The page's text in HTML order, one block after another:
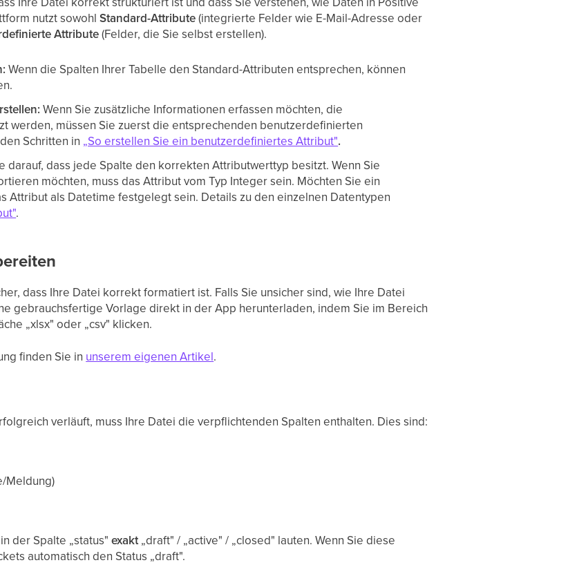
nutzt sowohlStandard-Attribute(integrierte Felder wie E-Mail-Adresse oder
Attribute(Felder, die Sie selbst erstellen).
Wenn die Spalten Ihrer Tabelle den Standard-Attributen entsprechen, können
Wenn Sie zusätzliche Informationen erfassen möchten, die
werden, müssen Sie zuerst die entsprechenden benutzerdefinierten
Schritten in „So erstellen Sie ein benutzerdefiniertes Attribut".
darauf, dass jede Spalte den korrekten Attributwerttyp besitzt. Wenn Sie
möchten, muss das Attribut vom Typ Integer sein. Möchten Sie ein
Attribut als Datetime festgelegt sein. Details zu den einzelnen Datentypen
.
dass Ihre Datei korrekt formatiert ist. Falls Sie unsicher sind, wie Ihre Datei
gebrauchsfertige Vorlage direkt in der App herunterladen, indem Sie im Bereich
„xlsx" oder „csv" klicken.
finden Sie in unserem eigenen Artikel.
verläuft, muss Ihre Datei die verpflichtenden Spalten enthalten. Dies sind:
Meldung)
der Spalte „status"exakt„draft" / „active" / „closed" lauten. Wenn Sie diese
automatisch den Status „draft".